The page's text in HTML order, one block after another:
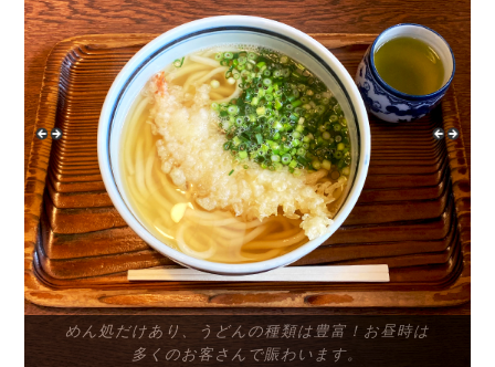
めん処だけあり、うどんの種類は豊富！お昼時は
多くのお客さんで賑わいます。
英彦山の権現豆腐を食べることが出来る数少ない
お店です☆